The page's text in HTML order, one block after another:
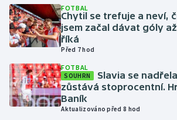
Krasobruslení
Lezení
Lyže a snowboard
Moderní pětiboj
FOTBAL
Chytil se trefuje a neví,
jsem začal dávat góly
říká
Před 7 hod
FOTBAL
SOUHRN
Slavia se
zůstává stoprocentní.
Baník
Aktualizováno před 8 hod